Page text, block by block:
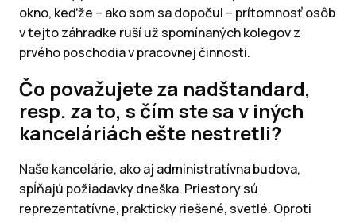
okno, keďže – ako som sa dopočul – prítomnosť osôb
v tejto záhradke ruší už spomínaných kolegov z
prvého poschodia v pracovnej činnosti.
Čo považujete za nadštandard,
resp. za to, s čím ste sa v iných
kanceláriách ešte nestretli?
Naše kancelárie, ako aj administratívna budova,
spĺňajú požiadavky dneška. Priestory sú
reprezentatívne, prakticky riešené, svetlé. Oproti